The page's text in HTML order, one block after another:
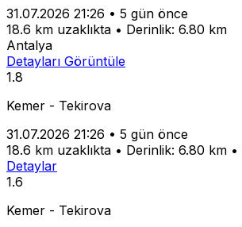
31.07.2026 21:26 • 5 gün önce
18.6 km uzaklıkta • Derinlik: 6.80 km
Antalya
Detayları Görüntüle
1.8
Kemer - Tekirova
31.07.2026 21:26 • 5 gün önce
18.6 km uzaklıkta • Derinlik: 6.80 km •
Detaylar
1.6
Kemer - Tekirova